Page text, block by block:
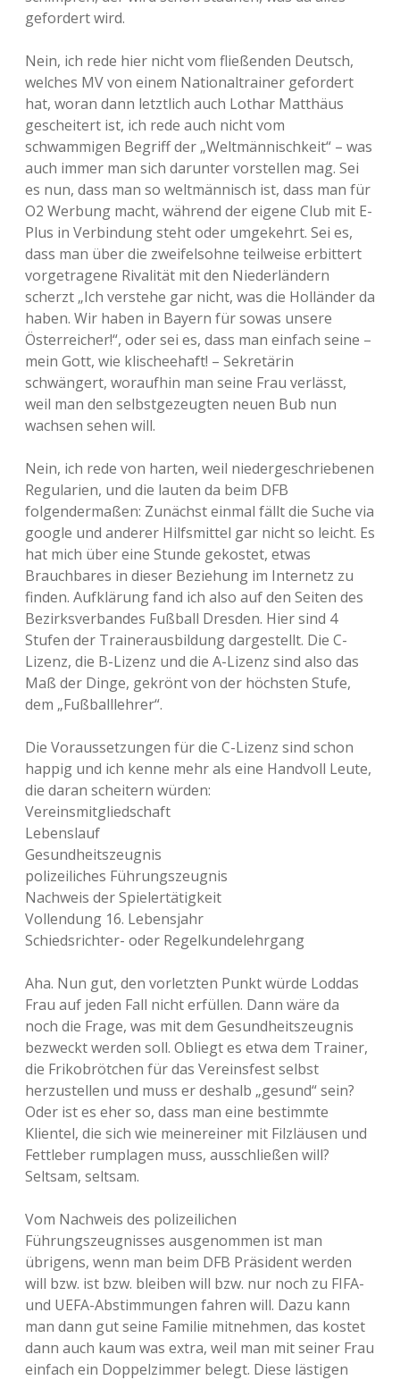
gefordert wird.
Nein, ich rede hier nicht vom fließenden Deutsch,
welches MV von einem Nationaltrainer gefordert
hat, woran dann letztlich auch Lothar Matthäus
gescheitert ist, ich rede auch nicht vom
schwammigen Begriff der „Weltmännischkeit“ – was
auch immer man sich darunter vorstellen mag. Sei
es nun, dass man so weltmännisch ist, dass man für
O2 Werbung macht, während der eigene Club mit E-
Plus in Verbindung steht oder umgekehrt. Sei es,
dass man über die zweifelsohne teilweise erbittert
vorgetragene Rivalität mit den Niederländern
scherzt „Ich verstehe gar nicht, was die Holländer da
haben. Wir haben in Bayern für sowas unsere
Österreicher!“, oder sei es, dass man einfach seine –
mein Gott, wie klischeehaft! – Sekretärin
schwängert, woraufhin man seine Frau verlässt,
weil man den selbstgezeugten neuen Bub nun
wachsen sehen will.
Nein, ich rede von harten, weil niedergeschriebenen
Regularien, und die lauten da beim DFB
folgendermaßen: Zunächst einmal fällt die Suche via
google und anderer Hilfsmittel gar nicht so leicht. Es
hat mich über eine Stunde gekostet, etwas
Brauchbares in dieser Beziehung im Internetz zu
finden. Aufklärung fand ich also auf den Seiten des
Bezirksverbandes Fußball Dresden. Hier sind 4
Stufen der Trainerausbildung dargestellt. Die C-
Lizenz, die B-Lizenz und die A-Lizenz sind also das
Maß der Dinge, gekrönt von der höchsten Stufe,
dem „Fußballlehrer“.
Die Voraussetzungen für die C-Lizenz sind schon
happig und ich kenne mehr als eine Handvoll Leute,
die daran scheitern würden:
Vereinsmitgliedschaft
Lebenslauf
Gesundheitszeugnis
polizeiliches Führungszeugnis
Nachweis der Spielertätigkeit
Vollendung 16. Lebensjahr
Schiedsrichter- oder Regelkundelehrgang
Aha. Nun gut, den vorletzten Punkt würde Loddas
Frau auf jeden Fall nicht erfüllen. Dann wäre da
noch die Frage, was mit dem Gesundheitszeugnis
bezweckt werden soll. Obliegt es etwa dem Trainer,
die Frikobrötchen für das Vereinsfest selbst
herzustellen und muss er deshalb „gesund“ sein?
Oder ist es eher so, dass man eine bestimmte
Klientel, die sich wie meinereiner mit Filzläusen und
Fettleber rumplagen muss, ausschließen will?
Seltsam, seltsam.
Vom Nachweis des polizeilichen
Führungszeugnisses ausgenommen ist man
übrigens, wenn man beim DFB Präsident werden
will bzw. ist bzw. bleiben will bzw. nur noch zu FIFA-
und UEFA-Abstimmungen fahren will. Dazu kann
man dann gut seine Familie mitnehmen, das kostet
dann auch kaum was extra, weil man mit seiner Frau
einfach ein Doppelzimmer belegt. Diese lästigen